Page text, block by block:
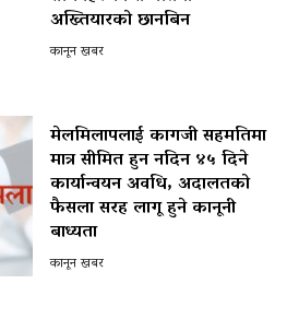
अख्तियारको छानबिन
कानून खबर
मेलमिलापलाई कागजी सहमतिमा
मात्र सीमित हुन नदिन ४५ दिने
कार्यान्वयन अवधि, अदालतको
फैसला सरह लागू हुने कानूनी
बाध्यता
कानून खबर